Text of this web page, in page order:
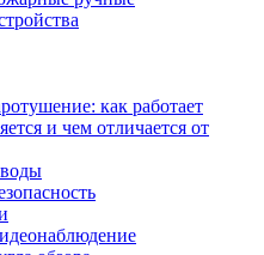
как работает
и чем отличается от